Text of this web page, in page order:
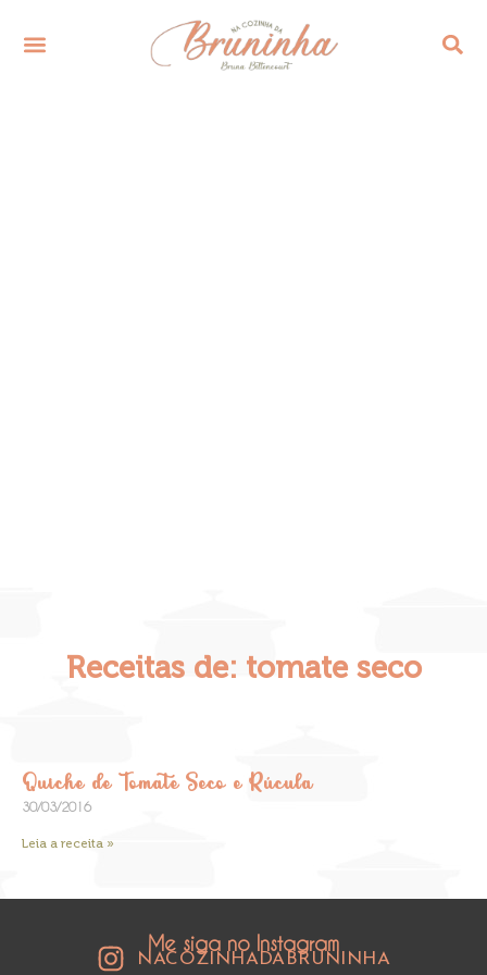
Receitas de: tomate seco
Quiche de Tomate Seco e Rúcula
30/03/2016
Leia a receita »
Me siga no Instagram
NACOZINHADABRUNINHA